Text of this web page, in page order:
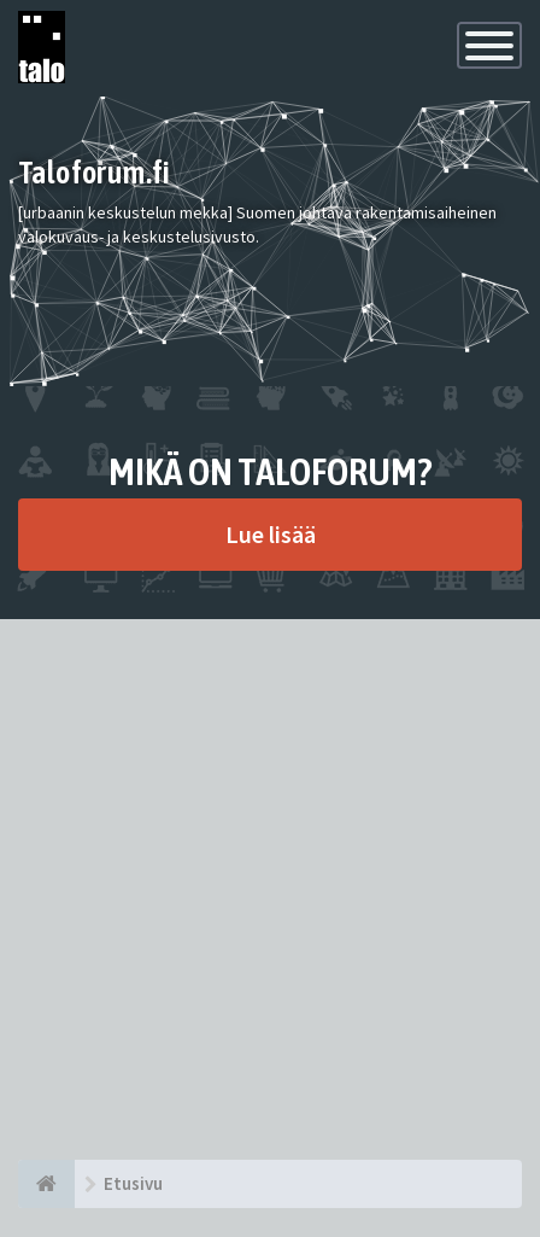
Toggle
Taloforum.fi
[urbaanin keskustelun mekka] Suomen johtava rakentamisaiheinen
valokuvaus- ja keskustelusivusto.
MIKÄ ON TALOFORUM?
Lue lisää
Etusivu